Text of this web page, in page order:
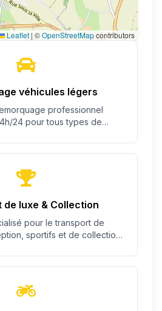
Leaflet | ©OpenStreetMapcontributors
véhicules légers
professionnel
24 pour tous types de
de luxe & Collection
pour le transport de
sportifs et de collection